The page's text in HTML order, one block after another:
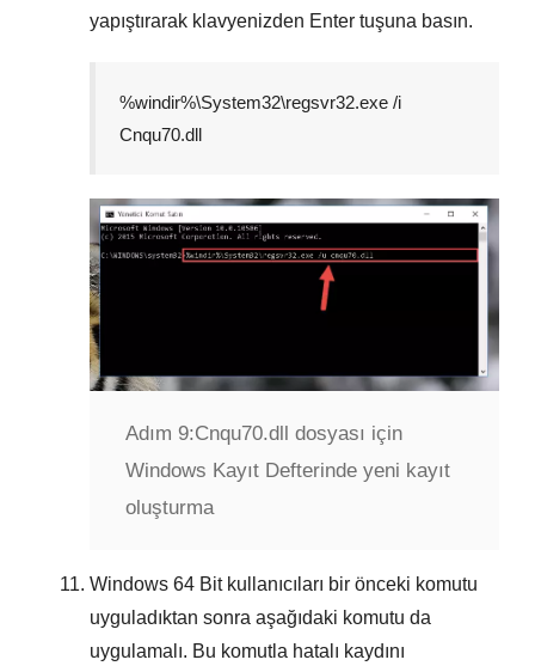
yapıştırarak klavyenizden Enter tuşuna basın.
%windir%\System32\regsvr32.exe /i
Cnqu70.dll
Adım 9:Cnqu70.dll dosyası için
Windows Kayıt Defterinde yeni kayıt
oluşturma
Windows 64 Bitkullanıcıları bir önceki komutu
uyguladıktan sonra aşağıdaki komutu da
uygulamalı. Bu komutla hatalı kaydını